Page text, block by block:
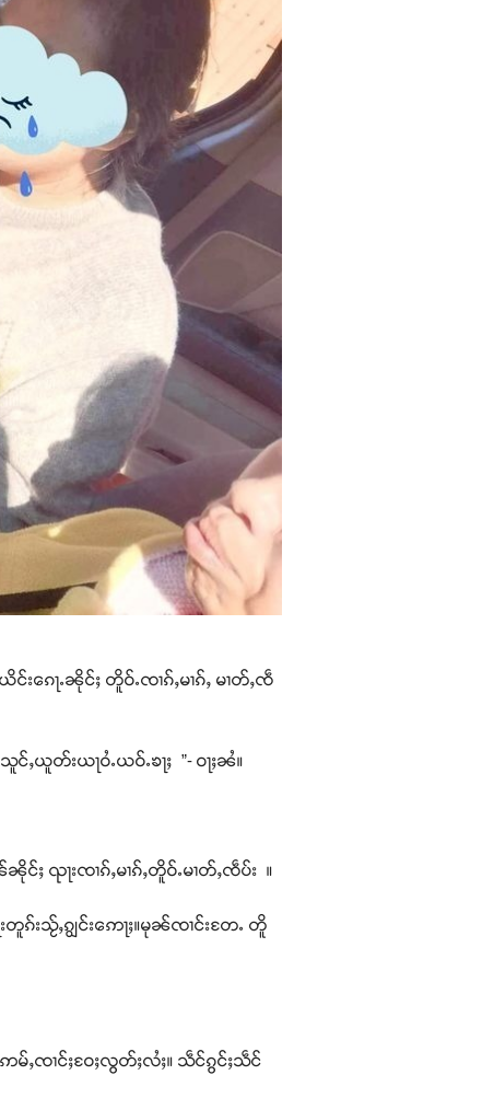
းၵေႃႉၼိုင်ႈ တိူဝ်ႉၸၢၵ်ႇမၢၵ်ႇ မၢတ်ႇၸဵ
ႇယူတ်းယႃဝႆႉယဝ်ႉၶႃႈ ”- ဝႃႈၼႆ။
ႈ ၺႃးၸၢၵ်ႇမၢၵ်ႇတိူဝ်ႉမၢတ်ႇၸဵပ်း ။
တူၵ်းသႂ်ႇၵျွင်းဢေႃႈ။မုၼ်ၸၢင်းတႄႉ တိူ
းဢမ်ႇၸၢင်ႈဝႄႈလွတ်ႈလႆႈ။ သဵင်ၵွင်ႈသဵင်